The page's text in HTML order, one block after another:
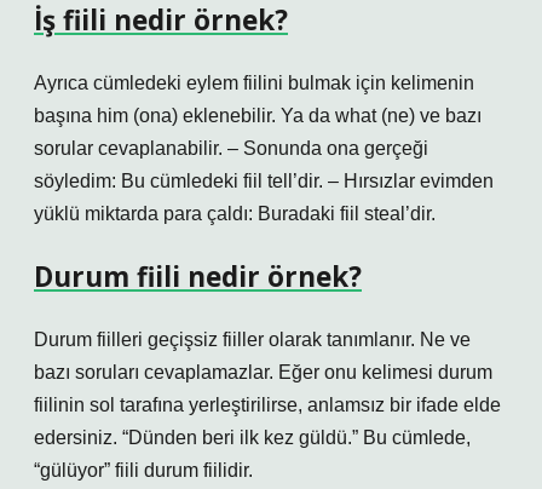
İş fiili nedir örnek?
Ayrıca cümledeki eylem fiilini bulmak için kelimenin
başına him (ona) eklenebilir. Ya da what (ne) ve bazı
sorular cevaplanabilir. – Sonunda ona gerçeği
söyledim: Bu cümledeki fiil tell’dir. – Hırsızlar evimden
yüklü miktarda para çaldı: Buradaki fiil steal’dir.
Durum fiili nedir örnek?
Durum fiilleri geçişsiz fiiller olarak tanımlanır. Ne ve
bazı soruları cevaplamazlar. Eğer onu kelimesi durum
fiilinin sol tarafına yerleştirilirse, anlamsız bir ifade elde
edersiniz. “Dünden beri ilk kez güldü.” Bu cümlede,
“gülüyor” fiili durum fiilidir.